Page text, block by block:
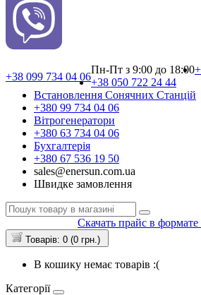
+38 099 734 04 06
Пн-Пт з 9:00 до 18:00
+38 050 722 24 44
Встановлення Сонячних Cтанцій
+380 99 734 04 06
Вітрогенератори
+380 63 734 04 06
Бухгалтерія
+380 67 536 19 50
sales@enersun.com.ua
Швидке замовлення
Скачать прайс в
Товарів: 0 (0 грн.)
В кошику немає товарів :(
Категорії